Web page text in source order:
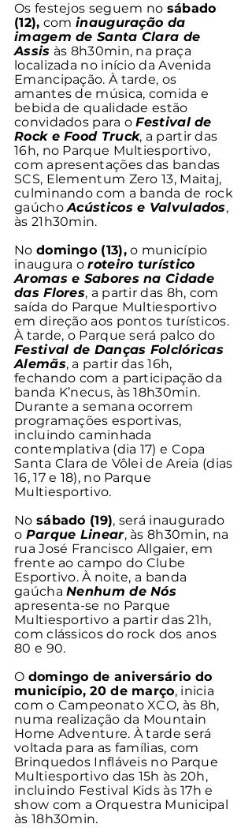
Os festejos seguem no sábado
(12), com inauguração da
imagem de Santa Clara de
Assis às 8h30min, na praça
localizada no início da Avenida
Emancipação. À tarde, os
amantes de música, comida e
bebida de qualidade estão
convidados para o Festival de
Rock e Food Truck, a partir das
16h, no Parque Multiesportivo,
com apresentações das bandas
SCS, Elementum Zero 13, Maitaj,
culminando com a banda de rock
gaúcho Acústicos e Valvulados,
às 21h30min.
No domingo (13), o município
inaugura o roteiro turístico
Aromas e Sabores na Cidade
das Flores, a partir das 8h, com
saída do Parque Multiesportivo
em direção aos pontos turísticos.
À tarde, o Parque será palco do
Festival de Danças Folclóricas
Alemãs, a partir das 16h,
fechando com a participação da
banda K’necus, às 18h30min.
Durante a semana ocorrem
programações esportivas,
incluindo caminhada
contemplativa (dia 17) e Copa
Santa Clara de Vôlei de Areia (dias
16, 17 e 18), no Parque
Multiesportivo.
No sábado (19), será inaugurado
o Parque Linear, às 8h30min, na
rua José Francisco Allgaier, em
frente ao campo do Clube
Esportivo. À noite, a banda
gaúcha Nenhum de Nós
apresenta-se no Parque
Multiesportivo a partir das 21h,
com clássicos do rock dos anos
80 e 90.
O domingo de aniversário do
município, 20 de março, inicia
com o Campeonato XCO, às 8h,
numa realização da Mountain
Home Adventure. À tarde será
voltada para as famílias, com
Brinquedos Infláveis no Parque
Multiesportivo das 15h às 20h,
incluindo Festival Kids às 17h e
show com a Orquestra Municipal
às 18h30min.